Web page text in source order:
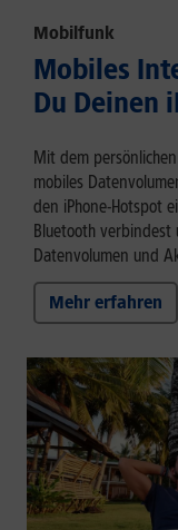
Mobilfunk
Mobiles
Du Deinen
Mit dem
mobiles
den iPhone-Hotspot
Bluetooth verbindest
Datenvolumen und
Mehr erfahren